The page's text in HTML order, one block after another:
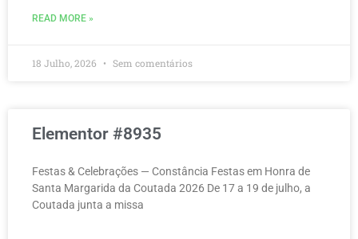
READ MORE »
18 Julho, 2026 Sem comentários
Elementor #8935
Festas & Celebrações — Constância Festas em Honra de
Santa Margarida da Coutada 2026 De 17 a 19 de julho, a
Coutada junta a missa